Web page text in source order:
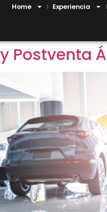
Home Experiencia
Postventa